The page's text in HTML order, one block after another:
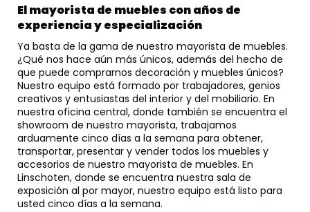
El mayorista de muebles con años de
experiencia y especialización
Ya basta de la gama de nuestro mayorista de muebles.
¿Qué nos hace aún más únicos, además del hecho de
que puede comprarnos decoración y muebles únicos?
Nuestro equipo está formado por trabajadores, genios
creativos y entusiastas del interior y del mobiliario. En
nuestra oficina central, donde también se encuentra el
showroom de nuestro mayorista, trabajamos
arduamente cinco días a la semana para obtener,
transportar, presentar y vender todos los muebles y
accesorios de nuestro mayorista de muebles. En
Linschoten, donde se encuentra nuestra sala de
exposición al por mayor, nuestro equipo está listo para
usted cinco días a la semana.